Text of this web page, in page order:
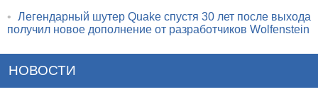
• Легендарный шутер Quake спустя 30 лет после выхода
получил новое дополнение от разработчиков Wolfenstein
НОВОСТИ